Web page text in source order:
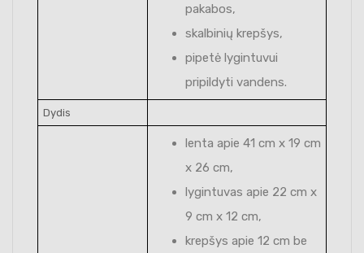
pakabos,
skalbinių krepšys,
pipetė lygintuvui
pripildyti vandens.
Dydis
lenta apie 41 cm x 19 cm
x 26 cm,
lygintuvas apie 22 cm x
9 cm x 12 cm,
krepšys apie 12 cm be